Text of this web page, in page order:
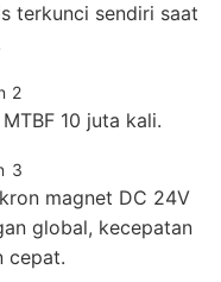
terkunci sendiri saat
10 juta kali.
magnet DC 24V
global, kecepatan
cepat.